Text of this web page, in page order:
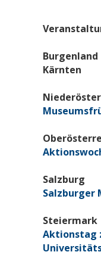
Burgenland
Kärnten
Salzburg
Salzburger
Steiermark
Aktionstag